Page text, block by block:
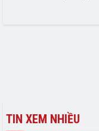
TIN XEM NHIỀU